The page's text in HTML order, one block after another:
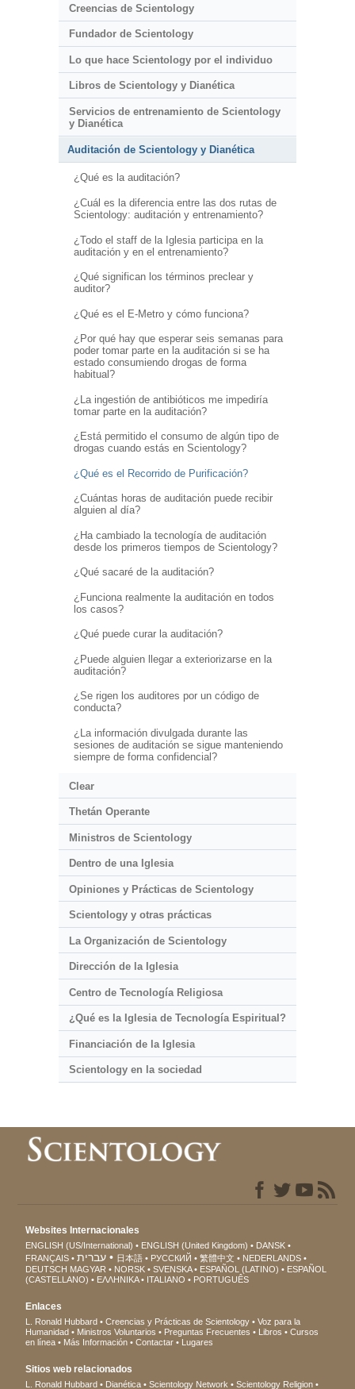
Creencias de Scientology
Fundador de Scientology
Lo que hace Scientology por el individuo
Libros de Scientology y Dianética
Servicios de entrenamiento de Scientology
y Dianética
Auditación de Scientology y Dianética
¿Qué es la auditación?
¿Cuál es la diferencia entre las dos rutas de
Scientology: auditación y entrenamiento?
¿Todo el staff de la Iglesia participa en la
auditación y en el entrenamiento?
¿Qué significan los términos preclear y
auditor?
¿Qué es el E-Metro y cómo funciona?
¿Por qué hay que esperar seis semanas para
poder tomar parte en la auditación si se ha
estado consumiendo drogas de forma
habitual?
¿La ingestión de antibióticos me impediría
tomar parte en la auditación?
¿Está permitido el consumo de algún tipo de
drogas cuando estás en Scientology?
¿Qué es el Recorrido de Purificación?
¿Cuántas horas de auditación puede recibir
alguien al día?
¿Ha cambiado la tecnología de auditación
desde los primeros tiempos de Scientology?
¿Qué sacaré de la auditación?
¿Funciona realmente la auditación en todos
los casos?
¿Qué puede curar la auditación?
¿Puede alguien llegar a exteriorizarse en la
auditación?
¿Se rigen los auditores por un código de
conducta?
¿La información divulgada durante las
sesiones de auditación se sigue manteniendo
siempre de forma confidencial?
Clear
Thetán Operante
Ministros de Scientology
Dentro de una Iglesia
Opiniones y Prácticas de Scientology
Scientology y otras prácticas
La Organización de Scientology
Dirección de la Iglesia
Centro de Tecnología Religiosa
¿Qué es la Iglesia de Tecnología Espiritual?
Financiación de la Iglesia
Scientology en la sociedad
Websites Internacionales
ENGLISH (US/International) ENGLISH (United Kingdom)
DANSK
FRANÇAIS
עברית 日本語 РУССКИЙ 繁體中文
NEDERLANDS
DEUTSCH MAGYAR NORSK SVENSKA ESPAÑOL (LATINO)
ESPAÑOL
(CASTELLANO)
ΕΛΛΗΝΙΚA ITALIANO PORTUGUÊS
Enlaces
L. Ronald Hubbard Creencias y Prácticas de Scientology
Voz para la
Humanidad
Ministros Voluntarios Preguntas Frecuentes Libros
Cursos
en línea
Más Información Contactar Lugares
Sitios web relacionados
L. Ronald Hubbard Dianética Scientology Network Scientology Religion